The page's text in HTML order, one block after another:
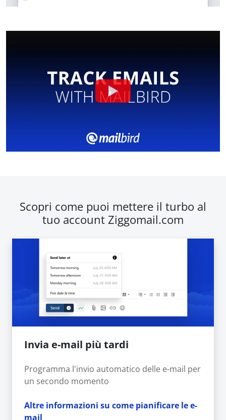
Scopri come puoi mettere il turbo al
tuo account Ziggomail.com
Invia e-mail più tardi
Programma l'invio automatico delle e-mail per
un secondo momento
Altre informazioni su come pianificare le e-
mail